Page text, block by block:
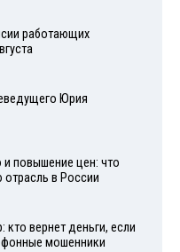
работающих
Юрия
повышение цен: что
в России
кто вернет деньги, если
мошенники